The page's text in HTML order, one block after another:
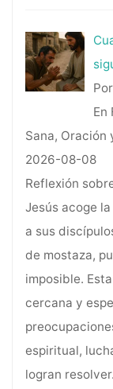
En
Sana, Oración
2026-08-08
Reflexión
Jesús acoge
a sus
de mostaza,
imposible.
cercana y
espiritual,
logran